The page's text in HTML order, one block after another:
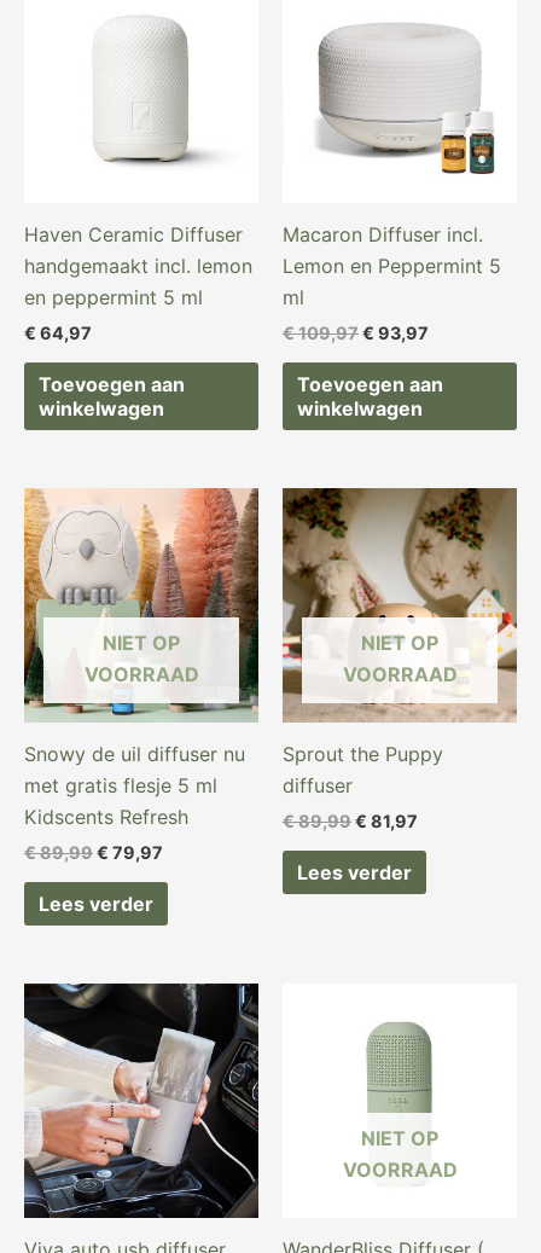
Haven Ceramic Diffuser
handgemaakt incl. lemon
en peppermint 5 ml
€ 64,97
Toevoegen aan
winkelwagen
Macaron Diffuser incl.
Lemon en Peppermint 5
ml
€109,97
was:
€ 109,97.
€ 93,97
is:
€ 93,97.
Toevoegen aan
winkelwagen
NIET OP
VOORRAAD
Snowy de uil diffuser nu
met gratis flesje 5 ml
Kidscents Refresh
€89,99
Oorspronkelijke
prijs
was:
€ 89,99.
€ 79,97
Huidige
prijs
is:
€ 79,97.
Lees verder
NIET OP
VOORRAAD
Sprout the Puppy
diffuser
€89,99
Oorspronkelijke
prijs
€ 89,99.
€ 81,97
Huidige
prijs
is:
€ 81,97.
Lees verder
NIET OP
VOORRAAD
was:
€ 89,97.
is:
€ 69,97.